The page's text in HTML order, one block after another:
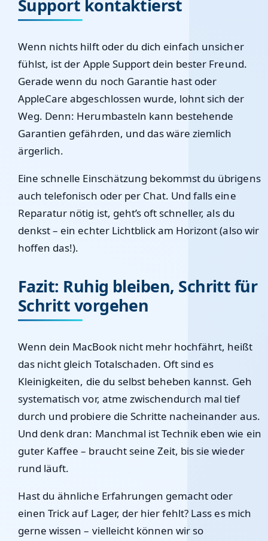
Support kontaktierst
Wenn nichts hilft oder du dich einfach unsicher
fühlst, ist der Apple Support dein bester Freund.
Gerade wenn du noch Garantie hast oder
AppleCare abgeschlossen wurde, lohnt sich der
Weg. Denn: Herumbasteln kann bestehende
Garantien gefährden, und das wäre ziemlich
ärgerlich.
Eine schnelle Einschätzung bekommst du übrigens
auch telefonisch oder per Chat. Und falls eine
Reparatur nötig ist, geht’s oft schneller, als du
denkst – ein echter Lichtblick am Horizont (also wir
hoffen das!).
Fazit: Ruhig bleiben, Schritt für
Schritt vorgehen
Wenn dein MacBook nicht mehr hochfährt, heißt
das nicht gleich Totalschaden. Oft sind es
Kleinigkeiten, die du selbst beheben kannst. Geh
systematisch vor, atme zwischendurch mal tief
durch und probiere die Schritte nacheinander aus.
Und denk dran: Manchmal ist Technik eben wie ein
guter Kaffee – braucht seine Zeit, bis sie wieder
rund läuft.
Hast du ähnliche Erfahrungen gemacht oder
einen Trick auf Lager, der hier fehlt? Lass es mich
gerne wissen – vielleicht können wir so